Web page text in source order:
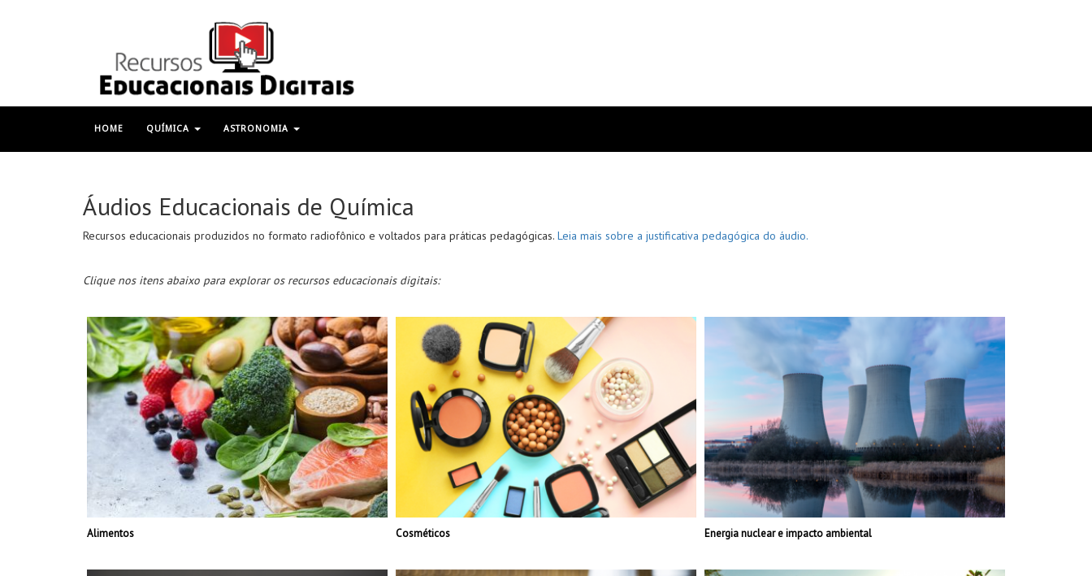
HOME QUÍMICA ASTRONOMIA
Áudios Educacionais de Química
Recursos educacionais produzidos no formato radiofônico e voltados para práticas pedagógicas. Leia mais sobre a justificativa pedagógica do áudio.
Clique nos itens abaixo para explorar os recursos educacionais digitais:
Alimentos Cosméticos Energia nuclear e impacto ambiental